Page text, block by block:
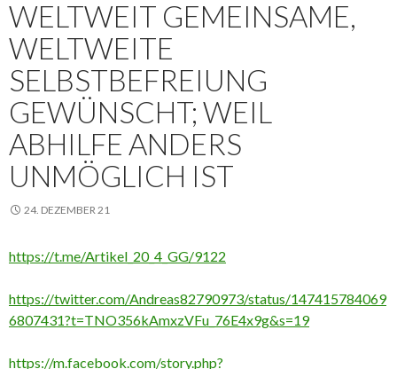
WELTWEIT GEMEINSAME,
WELTWEITE
SELBSTBEFREIUNG
GEWÜNSCHT; WEIL
ABHILFE ANDERS
UNMÖGLICH IST
24. DEZEMBER 21
https://t.me/Artikel_20_4_GG/9122
https://twitter.com/Andreas82790973/status/147415784069
6807431?t=TNO356kAmxzVFu_76E4x9g&s=19
https://m.facebook.com/story.php?